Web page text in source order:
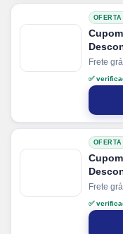
Frete
sua
✅
Frete
suas
+ 3%
✅